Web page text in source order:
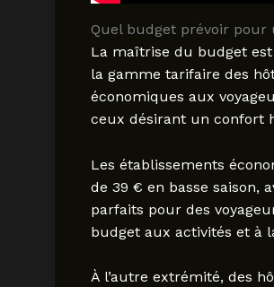
Quel budget prévoir pour
La maîtrise du budget est
la gamme tarifaire des
économiques aux
ceux désirant un confort
Les établissements
de 39 € en basse saison,
parfaits pour des
budget aux activités et à
À l’autre extrémité, des